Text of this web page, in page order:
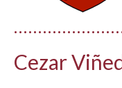
Cezar